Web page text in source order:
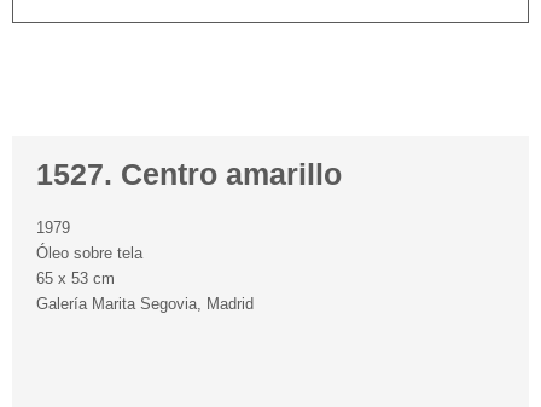
1527. Centro amarillo
1979
Óleo sobre tela
65 x 53 cm
Galería Marita Segovia, Madrid